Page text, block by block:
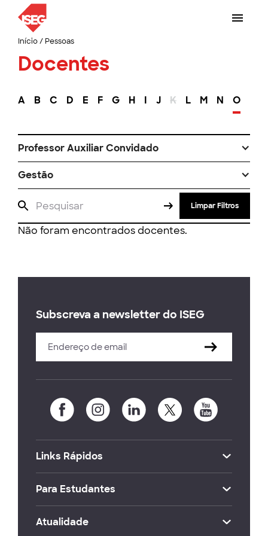
Início/ Pessoas
Docentes
A B C D E F G H I J K L M N O
Professor Auxiliar Convidado
Gestão
Limpar Filtros
Não foram encontrados docentes.
Subscreva a newsletter do ISEG
Links Rápidos
Para Estudantes
Atualidade